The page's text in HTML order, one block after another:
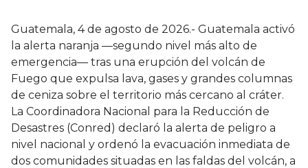
Guatemala, 4 de agosto de 2026.- Guatemala activó
la alerta naranja —segundo nivel más alto de
emergencia— tras una erupción del volcán de
Fuego que expulsa lava, gases y grandes columnas
de ceniza sobre el territorio más cercano al cráter.
La Coordinadora Nacional para la Reducción de
Desastres (Conred) declaró la alerta de peligro a
nivel nacional y ordenó la evacuación inmediata de
dos comunidades situadas en las faldas del volcán, a